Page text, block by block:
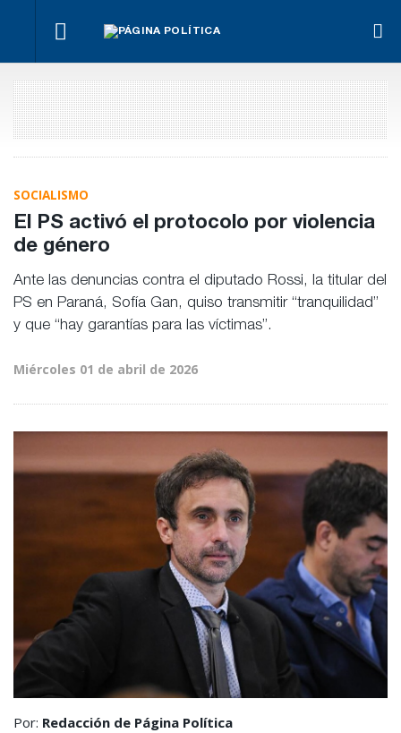
convocó
a su
Congreso
destacó
la
reducción
del
déficit en
se
hace
igual
a
Benegas
Lynch
por
conflicto
Bravo
llegada
de
Bianco
SOCIALISMO
El PS activó el protocolo por violencia
de género
Ante las denuncias contra el diputado Rossi, la titular del
PS en Paraná, Sofía Gan, quiso transmitir “tranquilidad”
y que “hay garantías para las víctimas”.
Miércoles 01 de abril de 2026
Por: Redacción de Página Política